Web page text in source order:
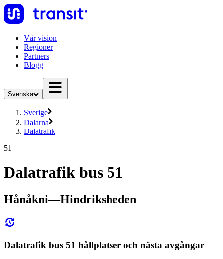
Vår vision
Regioner
Partners
Blogg
Svenska
Sverige
Dalarna
Dalatrafik
51
Dalatrafik bus 51
Hånåkni—Hindriksheden
Dalatrafik bus 51 hållplatser och nästa avgångar